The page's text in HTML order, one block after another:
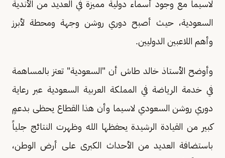
لاسيما مع وجود أسماء دولية مميزة في العديد من الأندية
السعودية، حيث أصبح دوري روشن وجهة ومحطة لأبرز
وأهم اللاعبين الدوليين.
وأوضح الأستاذ خالد طاش أن "السعودية" تعتز بالمساهمة
في خدمة الرياضة في المملكة العربية السعودية عبر رعاية
دوري روشن السعودي لاسيما وأن هذا القطاع يحظى بدعمٍ
كبير من القيادة الرشيدة يحفظها الله وظهرت النتائج جلياً
باستضافة العديد من الأحداث الكبرى على أرض الوطن،